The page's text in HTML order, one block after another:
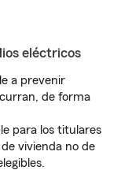
eléctricos
a prevenir
de forma
para los titulares
vivienda no de